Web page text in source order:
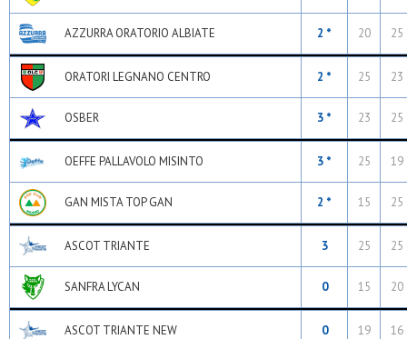
AZZURRA ORATORIO ALBIATE 2 * 20 25
ORATORI LEGNANO CENTRO 2 * 25 23
OSBER 3 * 23 25
OEFFE PALLAVOLO MISINTO 3 * 25 19
GAN MISTA TOP GAN 2 * 15 25
ASCOT TRIANTE 3 25 25
SANFRA LYCAN 0 15 20
ASCOT TRIANTE NEW 0 19 16